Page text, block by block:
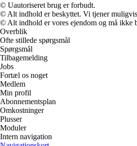
© Uautoriseret brug er forbudt.
© Alt indhold er beskyttet. Vi tjener
© Alt indhold er vores ejendom og må ikke
Overblik
Ofte stillede spørgsmål
Spørgsmål
Tilbagemelding
Jobs
Fortæl os noget
Medlem
Min profil
Abonnementsplan
Omkostninger
Plusser
Moduler
Intern navigation